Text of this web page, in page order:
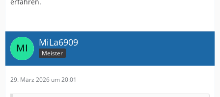
MiLa6909
Meister
29. März 2026 um 20:01